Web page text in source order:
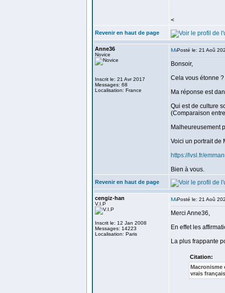
<
Revenir en haut de page
Anne36
Novice
Inscrit le: 21 Avr 2017
Messages: 68
Localisation: France
Posté le: 21 Aoû
Bonsoir,
Cela vous étonne ?
Ma réponse est
Qui est de culture
(Comparaison
Malheureusement
Voici un portrait de
https://lvsl.fr/
Bien à vous.
Revenir en haut de page
cengiz-han
V.I.P
Inscrit le: 12 Jan 2008
Messages: 14223
Localisation: Paris
Posté le: 21 Aoû
Merci Anne36,
En effet les
La plus frappante
Citation:
Macronisme
vrais